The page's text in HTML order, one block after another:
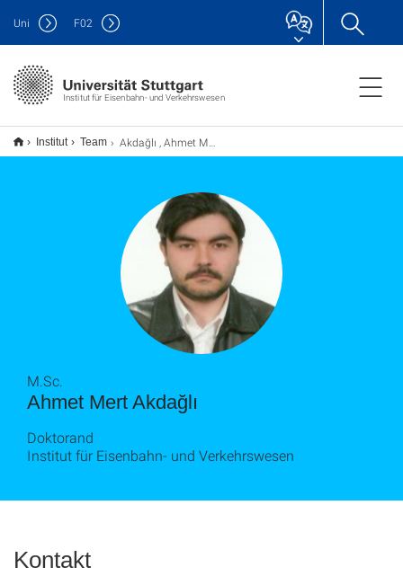
Institut für Eisenbahn- und Verkehrswesen
Uni F02
Institut Team Akdağlı , Ahmet Mert
Ahmet Mert Akdağlı
M.Sc.
Doktorand
Institut für Eisenbahn- und Verkehrswesen
Kontakt